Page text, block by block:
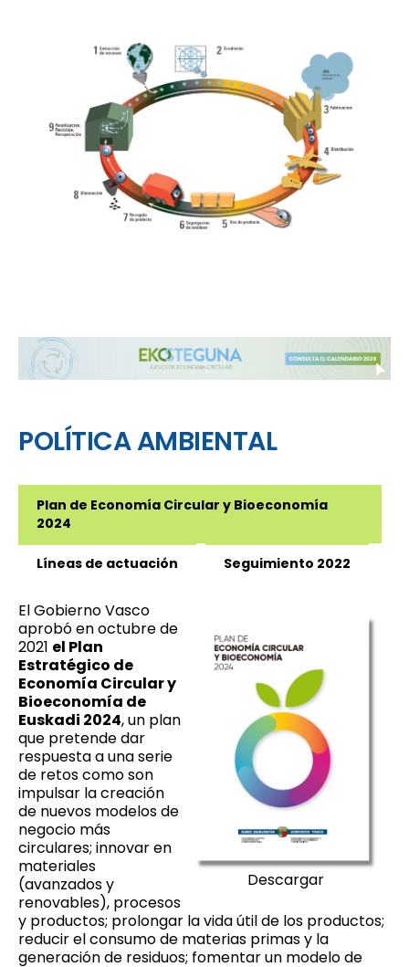
POLÍTICA AMBIENTAL
Plan de Economía Circular y Bioeconomía
2024
Líneas de actuación Seguimiento 2022
Descargar
El Gobierno Vasco
aprobó en octubre de
2021 el Plan
Estratégico de
Economía Circular y
Bioeconomía de
Euskadi 2024, un plan
que pretende dar
respuesta a una serie
de retos como son
impulsar la creación
de nuevos modelos de
negocio más
circulares; innovar en
materiales
(avanzados y
renovables), procesos
y productos; prolongar la vida útil de los productos;
reducir el consumo de materias primas y la
generación de residuos; fomentar un modelo de